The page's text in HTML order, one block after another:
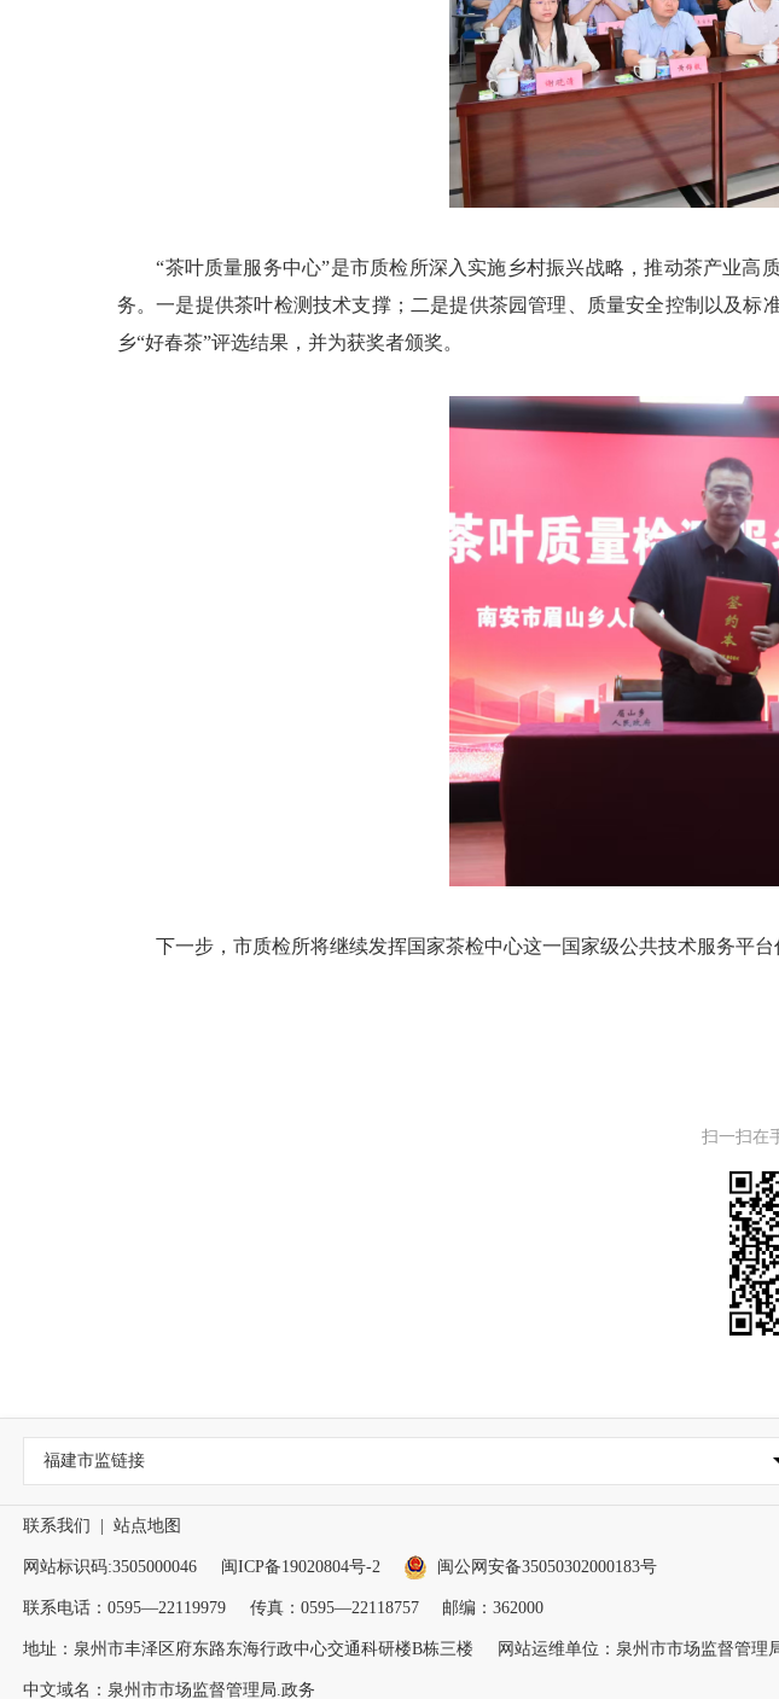
“茶叶质量服务中心”是市质检所深入实施乡村振兴战略，推动茶产业高
务。一是提供茶叶检测技术支撑；二是提供茶园管理、质量安全控制以及
乡“好春茶”评选结果，并为获奖者颁奖。
下一步，市质检所将继续发挥国家茶检中心这一国家级公共技术服务平台
扫一扫在
福建市监链接
联系我们 | 站点地图
网站标识码:3505000046 闽ICP备19020804号-2 闽公网安备35050302000183号
联系电话：0595—22119979 传真：0595—22118757 邮编：362000
地址：泉州市丰泽区府东路东海行政中心交通科研楼B栋三楼 网站运维单位：泉州市市场监督管理
中文域名：泉州市市场监督管理局.政务